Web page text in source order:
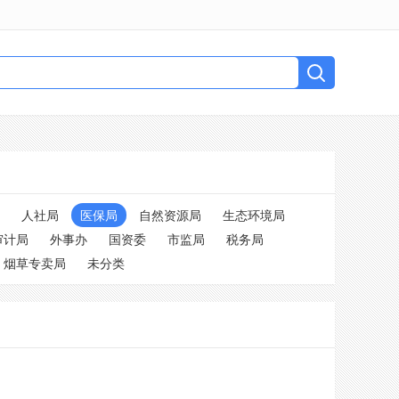
人社局 医保局 自然资源局
生态环境局
计局 外事办 国资委 市监局
税务局
烟草专卖局 未分类